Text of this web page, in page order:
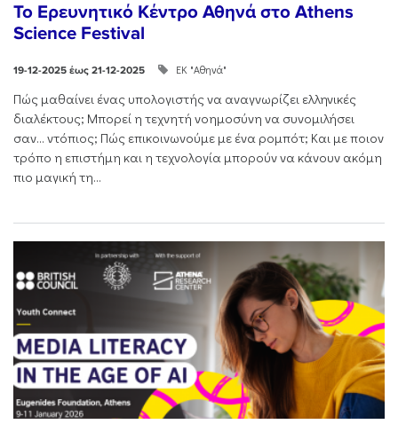
Το Ερευνητικό Κέντρο Αθηνά στο Athens
Science Festival
19-12-2025 έως 21-12-2025 ΕΚ "Αθηνά"
Πώς μαθαίνει ένας υπολογιστής να αναγνωρίζει ελληνικές
διαλέκτους; Μπορεί η τεχνητή νοημοσύνη να συνομιλήσει
σαν… ντόπιος; Πώς επικοινωνούμε με ένα ρομπότ; Και με ποιον
τρόπο η επιστήμη και η τεχνολογία μπορούν να κάνουν ακόμη
πιο μαγική τη...